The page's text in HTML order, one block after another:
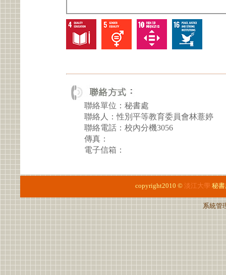
聯絡單位：秘書處
聯絡人：性別平等教育委員會林薏婷
聯絡電話：校內分機3056
傳真：
電子信箱：
copyright2010 © 淡江大學 秘
系統管